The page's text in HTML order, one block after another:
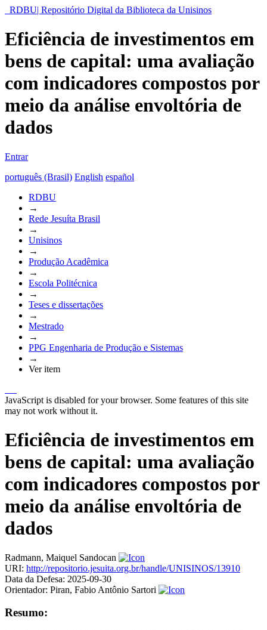
RDBU| Repositório Digital da Biblioteca da Unisinos
Eficiência de investimentos em
bens de capital: uma avaliação
com indicadores compostos por
meio da análise envoltória de
dados
Entrar
português (Brasil) English español
RDBU
→
Rede Jesuíta Brasil
→
Unisinos
→
Produção Acadêmica
→
Escola Politécnica
→
Teses e dissertações
→
Mestrado
→
PPG Engenharia de Produção e Sistemas
→
Ver item
JavaScript is disabled for your browser. Some features of this site
may not work without it.
Eficiência de investimentos em
bens de capital: uma avaliação
com indicadores compostos por
meio da análise envoltória de
dados
Radmann, Maiquel Sandocan
URI: http://repositorio.jesuita.org.br/handle/UNISINOS/13910
Data da Defesa: 2025-09-30
Orientador: Piran, Fabio Antônio Sartori
Resumo: